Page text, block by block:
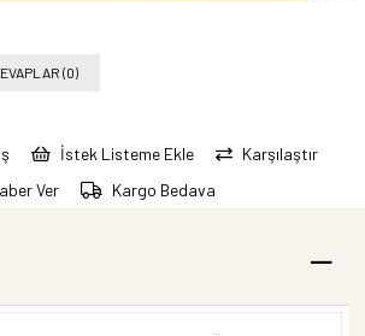
(0)
İstek Listeme Ekle
Karşılaştır
Ver
Kargo Bedava